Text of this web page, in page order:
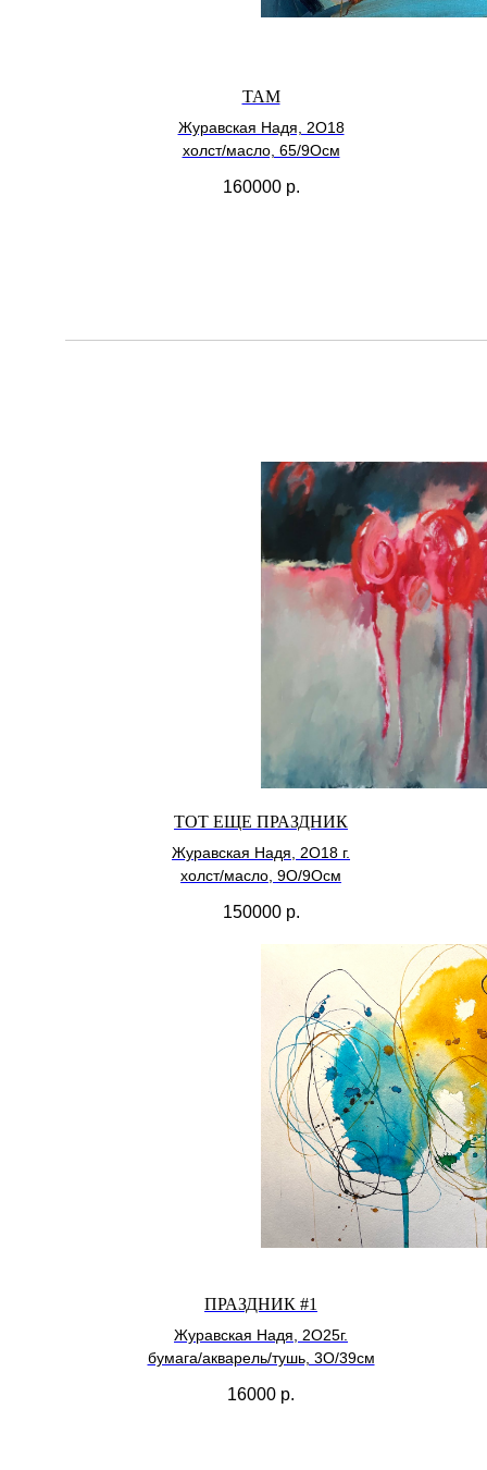
ТАМ
Журавская Надя, 2О18
холст/масло, 65/9Осм
160000 р.
ТОТ ЕЩЕ ПРАЗДНИК
Журавская Надя, 2О18 г.
холст/масло, 9О/9Осм
150000 р.
ПРАЗДНИК #1
Журавская Надя, 2О25г.
бумага/акварель/тушь, 3О/39см
16000 р.